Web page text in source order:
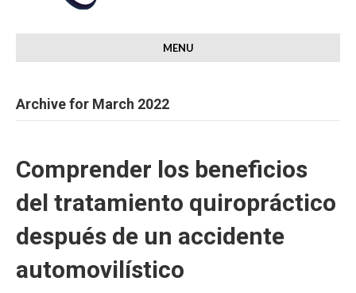
MENU
Archive for March 2022
Comprender los beneficios
del tratamiento quiropráctico
después de un accidente
automovilístico